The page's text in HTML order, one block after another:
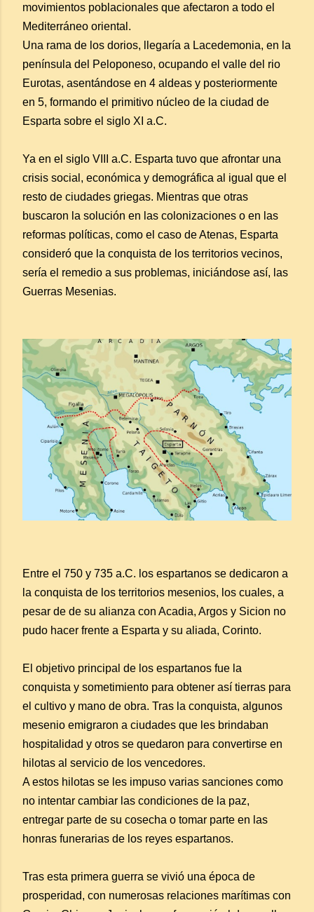
movimientos poblacionales que afectaron a todo el
Mediterráneo oriental.
Una rama de los dorios, llegaría a Lacedemonia, en la
península del Peloponeso, ocupando el valle del rio
Eurotas, asentándose en 4 aldeas y posteriormente
en 5, formando el primitivo núcleo de la ciudad de
Esparta sobre el siglo XI a.C.
Ya en el siglo VIII a.C. Esparta tuvo que afrontar una
crisis social, económica y demográfica al igual que el
resto de ciudades griegas. Mientras que otras
buscaron la solución en las colonizaciones o en las
reformas políticas, como el caso de Atenas, Esparta
consideró que la conquista de los territorios vecinos,
sería el remedio a sus problemas, iniciándose así, las
Guerras Mesenias.
Entre el 750 y 735 a.C. los espartanos se dedicaron a
la conquista de los territorios mesenios, los cuales, a
pesar de de su alianza con Acadia, Argos y Sicion no
pudo hacer frente a Esparta y su aliada, Corinto.
El objetivo principal de los espartanos fue la
conquista y sometimiento para obtener así tierras para
el cultivo y mano de obra. Tras la conquista, algunos
mesenio emigraron a ciudades que les brindaban
hospitalidad y otros se quedaron para convertirse en
hilotas al servicio de los vencedores.
A estos hilotas se les impuso varias sanciones como
no intentar cambiar las condiciones de la paz,
entregar parte de su cosecha o tomar parte en las
honras funerarias de los reyes espartanos.
Tras esta primera guerra se vivió una época de
prosperidad, con numerosas relaciones marítimas con